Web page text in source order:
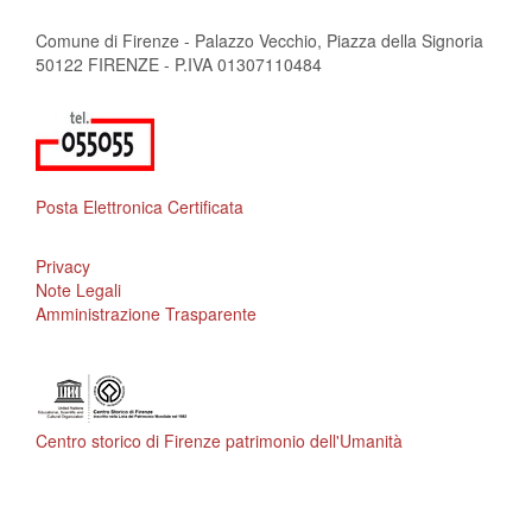
Comune di Firenze - Palazzo Vecchio, Piazza della Signoria
50122 FIRENZE - P.IVA 01307110484
Posta Elettronica Certificata
Privacy
Note Legali
Amministrazione Trasparente
Centro storico di Firenze patrimonio dell'Umanità